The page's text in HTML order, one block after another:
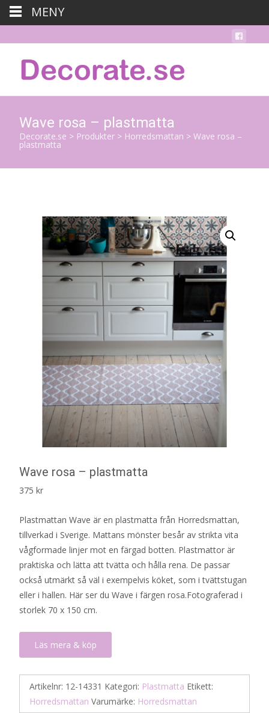
Wave rosa – plastmatta
Decorate.se > Produkter > Horredsmattan > Wave rosa –
plastmatta
Wave rosa – plastmatta
375 kr
Plastmattan Wave är en plastmatta från Horredsmattan,
tillverkad i Sverige. Mattans mönster besår av strikta vita
vågformade linjer mot en färgad botten. Plastmattor är
praktiska och lätta att tvätta och hålla rena. De passar
också utmärkt så väl i exempelvis köket, som i tvättstugan
eller i hallen. Här ser du Wave i färgen rosa.Fotograferad i
storlek 70 x 150 cm.
Läs mera & köp
Artikelnr: 12-14331 Kategori: Plastmatta Etikett:
Horredsmattan Varumärke: Horredsmattan
MENY